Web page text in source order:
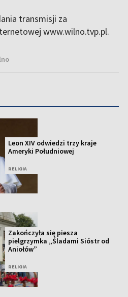
transmisji za
www.wilno.tvp.pl.
Leon XIV odwiedzi trzy kraje
Ameryki Południowej
RELIGIA
Zakończyła się piesza
pielgrzymka „Śladami Sióstr od
Aniołów”
RELIGIA